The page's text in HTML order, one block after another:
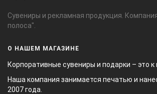
Сувениры и рекламная продукция.
полоса".
О НАШЕМ МАГАЗИНЕ
Корпоративные сувениры и подарки – это к
Наша компания занимается печатью и
2007 года.